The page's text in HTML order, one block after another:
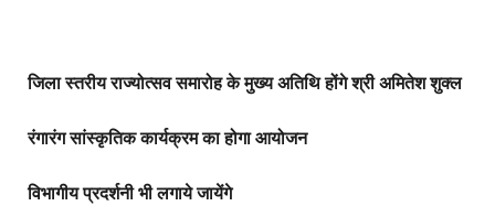
जिला स्तरीय राज्योत्सव समारोह के मुख्य अतिथि होंगे श्री अमितेश शुक्ल
रंगारंग सांस्कृतिक कार्यक्रम का होगा आयोजन
विभागीय प्रदर्शनी भी लगाये जायेंगे